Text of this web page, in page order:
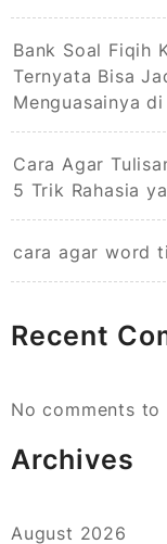
Bank Soal Fiqih
Ternyata Bisa
Menguasainya
Cara Agar
5 Trik Rahasia
cara agar word
Recent
No comments to
Archives
August 2026